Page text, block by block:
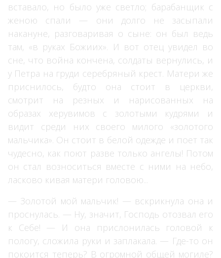
вставало, но было уже светло; барабанщик с
женою спали — они долго не засыпали
накануне, разговаривая о сыне: он был ведь
там, «в руках Божиих». И вот отец увидел во
сне, что война кончена, солдаты вернулись, и
у Петра на груди серебряный крест. Матери же
приснилось, будто она стоит в церкви,
смотрит на резных и нарисованных на
образах херувимов с золотыми кудрями и
видит среди них своего милого «золотого
мальчика». Он стоит в белой одежде и поет так
чудесно, как поют разве только ангелы! Потом
он стал возноситься вместе с ними на небо,
ласково кивая матери головою...
— Золотой мой мальчик! — вскрикнула она и
проснулась. — Ну, значит, Господь отозвал его
к Себе! — И она прислонилась головой к
пологу, сложила руки и заплакала. — Где-то он
покоится теперь? В огромной общей могиле?